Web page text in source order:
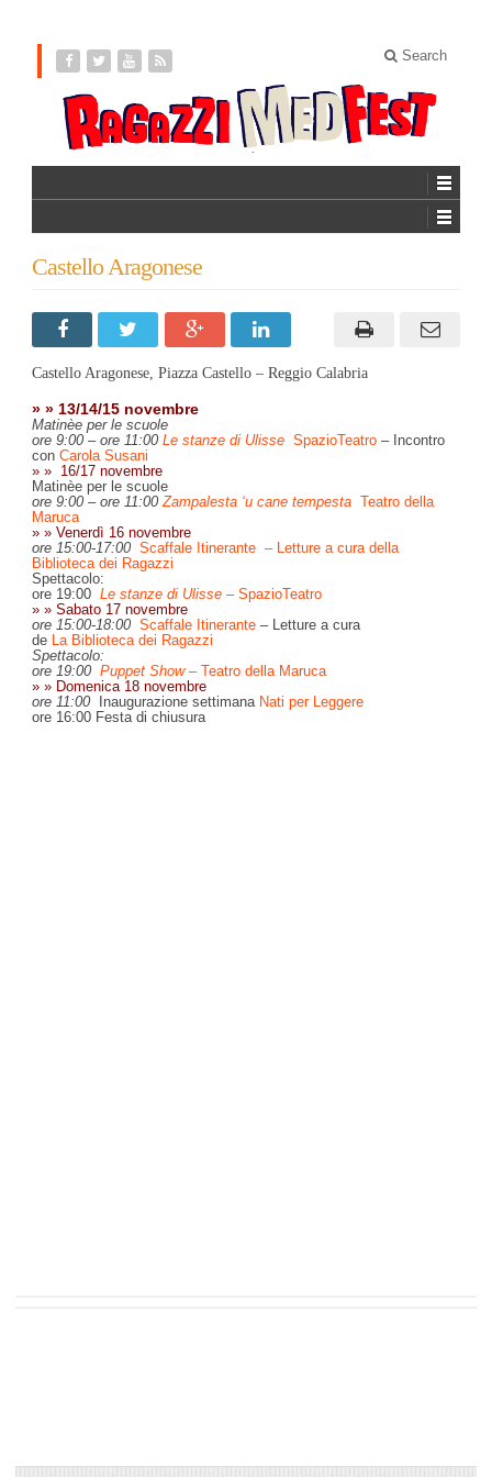
Search
Castello Aragonese
Castello Aragonese, Piazza Castello – Reggio Calabria
» » 13/14/15 novembre
Matinèe per le scuole
ore 9:00 – ore 11:00 Le stanze di Ulisse SpazioTeatro – Incontro
con Carola Susani
» » 16/17 novembre
Matinèe per le scuole
ore 9:00 – ore 11:00Zampalesta ‘u cane tempesta Teatro della
Maruca
» » Venerdì 16 novembre
ore 15:00-17:00 Scaffale Itinerante – Letture a cura della
Biblioteca dei Ragazzi
Spettacolo:
ore 19:00 Le stanze di Ulisse – SpazioTeatro
» » Sabato 17 novembre
ore 15:00-18:00 Scaffale Itinerante – Letture a cura
de La Biblioteca dei Ragazzi
Spettacolo:
ore 19:00 Puppet Show– Teatro della Maruca
» » Domenica 18 novembre
ore 11:00
Inaugurazione settimana Nati per Leggere
ore 16:00 Festa di chiusura